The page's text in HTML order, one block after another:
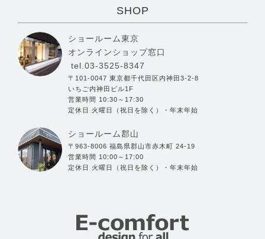
SHOP
ショールーム東京
オンラインショップ窓口
tel.03-3525-8347
〒101-0047 東京都千代田区内神田3-2-8
いちご内神田ビル1F
営業時間 10:30～17:30
定休日 火曜日（祝日を除く）・年末年始
ショールーム郡山
〒963-8006 福島県郡山市赤木町 24-19
営業時間 10:00～17:00
定休日 火曜日（祝日を除く）・年末年始